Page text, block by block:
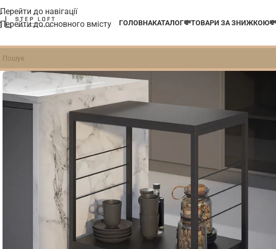
Перейти до навігації
Перейти до основного вмісту
ГОЛОВНАКАТАЛОГ💸ТОВАРИ ЗА ЗНИЖКОЮ💸